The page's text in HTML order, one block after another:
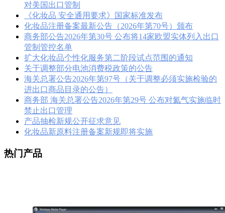
对美国出口管制
《化妆品 安全通用要求》国家标准发布
化妆品注册备案最新公告（2026年第70号）颁布
商务部公告2026年第30号 公布将14家欧盟实体列入出口
管制管控名单
扩大化妆品个性化服务第二阶段试点范围的通知
关于调整部分电池消费税政策的公告
海关总署公告2026年第97号（关于调整必须实施检验的
进出口商品目录的公告）
商务部 海关总署公告2026年第29号 公布对氦气实施临时
禁止出口管理
产品抽检新规公开征求意见
化妆品新原料注册备案新规即将实施
热门产品